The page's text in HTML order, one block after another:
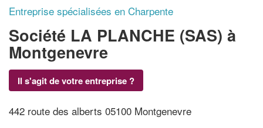
Entreprise spécialisées en Charpente
Société LA PLANCHE (SAS) à
Montgenevre
Il s'agit de votre entreprise ?
442 route des alberts 05100 Montgenevre